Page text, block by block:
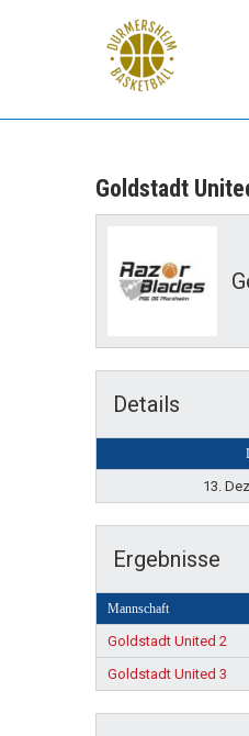
TuS
Goldstadt
Details
13.
Ergebnisse
Mannschaft
Goldstadt United 2
Goldstadt United 3